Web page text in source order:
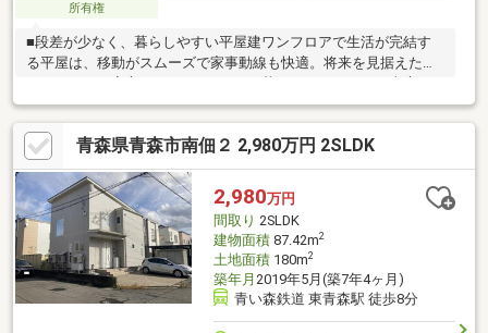
所有権
■段差が少なく、暮らしやすい平屋建ワンフロアで生活が完結す
る平屋は、移動がスムーズで家事動線も快適。将来を見据えた住
ある住まいは、ペットの遊び場や日向ぼっこスペースにも最適。
リビングから庭へも出入りしやすく、のびのび過ごせます。■生
活利便施設が徒歩圏内に充実 まちだ内科クリニック（約
500m）、ふじた耳鼻科（約450m）大沢歯科（約550m）など、医
療施設が身近に揃い安心。湯ったら温泉へも車で約3分と、リフレ
ッシュにも便利な立地です。
青森県青森市南佃２ 2,980万円 2SLDK
2,980万円
間取り 2SLDK
建物面積87.42m2
土地面積180m2
築年月 2019年5月(築7年4ヶ月)
青い森鉄道 東青森駅 徒歩8分